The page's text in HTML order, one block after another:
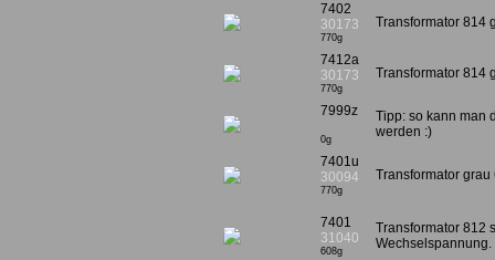
7402
30173
770g
Transformator 814
7412a
30173
770g
Transformator 814
7999z
0g
Tipp: so kann man
werden :)
7401u
30094
770g
Transformator grau
7401
31040
608g
Transformator 812
Wechselspannung.